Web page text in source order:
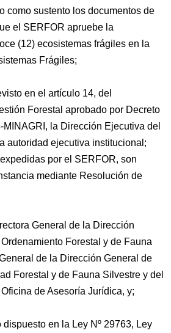
como sustento los documentos de
el SERFOR apruebe la
(12) ecosistemas frágiles en la
Frágiles;
en el artículo 14, del
Forestal aprobado por Decreto
MINAGRI, la Dirección Ejecutiva del
autoridad ejecutiva institucional;
por el SERFOR, son
mediante Resolución de
General de la Dirección
Forestal y de Fauna
de la Dirección General de
Forestal y de Fauna Silvestre y del
de Asesoría Jurídica, y;
en la Ley Nº 29763, Ley